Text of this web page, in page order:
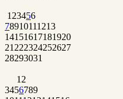
1 23456
78910111213
14151617181920
21 222324252627
28293031
1 2
3456789